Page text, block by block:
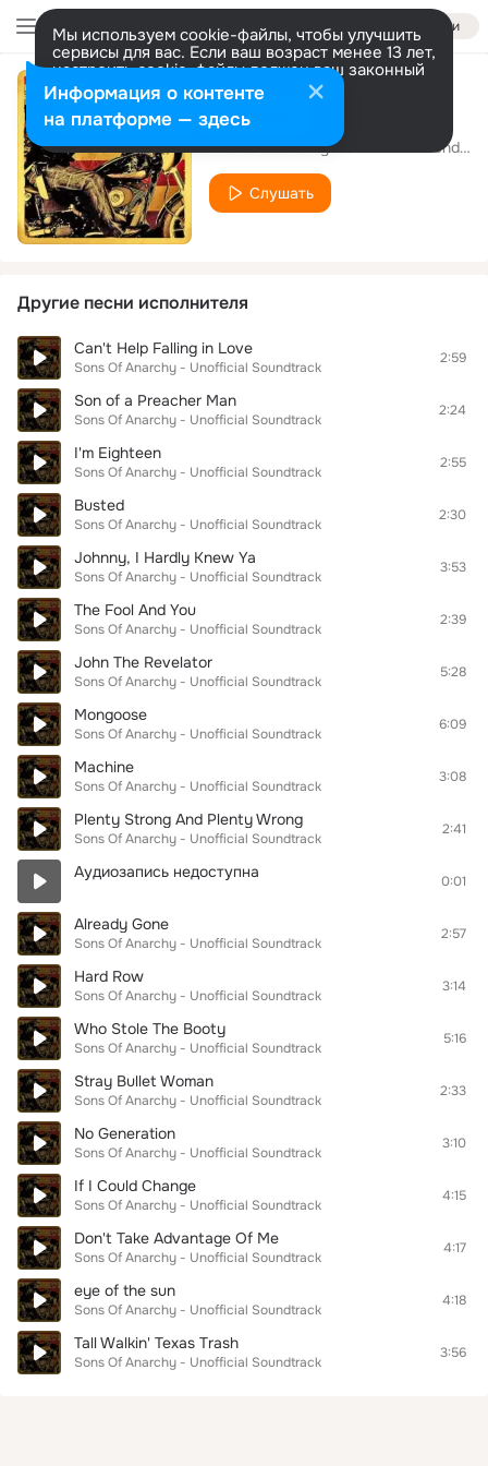
Войти
Мы используем cookie-файлы, чтобы улучшить
сервисы для вас. Если ваш возраст менее 13 лет,
настроить cookie-файлы должен ваш законный
представитель. Больше информации
Разрешить все Настроить
Theme Song
Sons Of Anarchy - Unofficial Soundtrack
Слушать
Другие песни исполнителя
Can't Help Falling in Love
Sons Of Anarchy - Unofficial Soundtrack
2:59
Son of a Preacher Man
Sons Of Anarchy - Unofficial Soundtrack
2:24
I'm Eighteen
Sons Of Anarchy - Unofficial Soundtrack
2:55
Busted
Sons Of Anarchy - Unofficial Soundtrack
2:30
Johnny, I Hardly Knew Ya
Sons Of Anarchy - Unofficial Soundtrack
3:53
The Fool And You
Sons Of Anarchy - Unofficial Soundtrack
2:39
John The Revelator
Sons Of Anarchy - Unofficial Soundtrack
5:28
Mongoose
Sons Of Anarchy - Unofficial Soundtrack
6:09
Machine
Sons Of Anarchy - Unofficial Soundtrack
3:08
Plenty Strong And Plenty Wrong
Sons Of Anarchy - Unofficial Soundtrack
2:41
Аудиозапись недоступна 0:01
Already Gone
Sons Of Anarchy - Unofficial Soundtrack
2:57
Hard Row
Sons Of Anarchy - Unofficial Soundtrack
3:14
Who Stole The Booty
Sons Of Anarchy - Unofficial Soundtrack
5:16
Stray Bullet Woman
Sons Of Anarchy - Unofficial Soundtrack
2:33
No Generation
Sons Of Anarchy - Unofficial Soundtrack
3:10
If I Could Change
Sons Of Anarchy - Unofficial Soundtrack
4:15
Don't Take Advantage Of Me
Sons Of Anarchy - Unofficial Soundtrack
4:17
eye of the sun
Sons Of Anarchy - Unofficial Soundtrack
4:18
Tall Walkin' Texas Trash
Sons Of Anarchy - Unofficial Soundtrack
3:56
Информация о контенте
на платформе — здесь